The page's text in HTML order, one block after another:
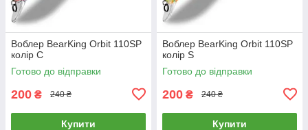
Воблер BearKing Orbit 110SP
колір C
Готово до відправки
200 ₴ 240 ₴
Купити
Воблер BearKing Orbit 110SP
колір S
Готово до відправки
200 ₴ 240 ₴
Купити